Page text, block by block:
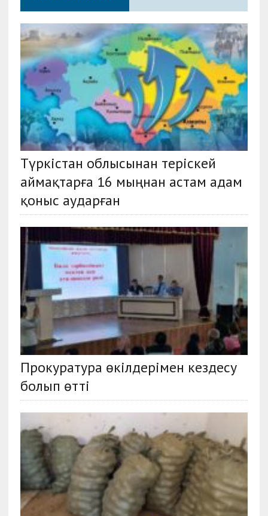
Түркістан облысынан теріскей
аймақтарға 16 мыңнан астам адам
қоныс аударған
Прокуратура өкілдерімен кездесу
болып өтті